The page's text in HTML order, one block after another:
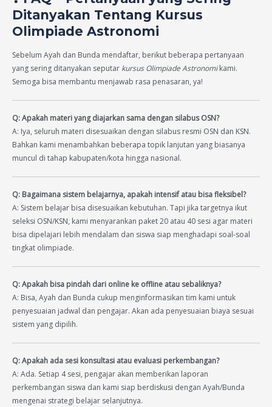
Ditanyakan Tentang Kursus
Olimpiade Astronomi
Sebelum Ayah dan Bunda mendaftar, berikut beberapa pertanyaan
yang sering ditanyakan seputar kursus Olimpiade Astronomikami.
Semoga bisa membantu menjawab rasa penasaran, ya!
Q: Apakah materi yang diajarkan sama dengan silabus OSN?
A: Iya, seluruh materi disesuaikan dengan silabus resmi OSN dan KSN.
Bahkan kami menambahkan beberapa topik lanjutan yang biasanya
muncul di tahap kabupaten/kota hingga nasional.
Q: Bagaimana sistem belajarnya, apakah intensif atau bisa fleksibel?
A: Sistem belajar bisa disesuaikan kebutuhan. Tapi jika targetnya ikut
seleksi OSN/KSN, kami menyarankan paket 20 atau 40 sesi agar materi
bisa dipelajari lebih mendalam dan siswa siap menghadapi soal-soal
tingkat olimpiade.
Q: Apakah bisa pindah dari online ke offline atau sebaliknya?
A: Bisa, Ayah dan Bunda cukup menginformasikan tim kami untuk
penyesuaian jadwal dan pengajar. Akan ada penyesuaian biaya sesuai
sistem yang dipilih.
Q: Apakah ada sesi konsultasi atau evaluasi perkembangan?
A: Ada. Setiap 4 sesi, pengajar akan memberikan laporan
perkembangan siswa dan kami siap berdiskusi dengan Ayah/Bunda
mengenai strategi belajar selanjutnya.